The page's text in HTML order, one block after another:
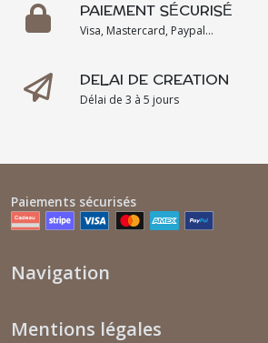
PAIEMENT SÉCURISÉ
Visa, Mastercard, Paypal...
DELAI DE CREATION
Délai de 3 à 5 jours
Paiements sécurisés
Navigation
Mentions légales